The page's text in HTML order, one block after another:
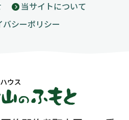
当サイトについて
バシーポリシー